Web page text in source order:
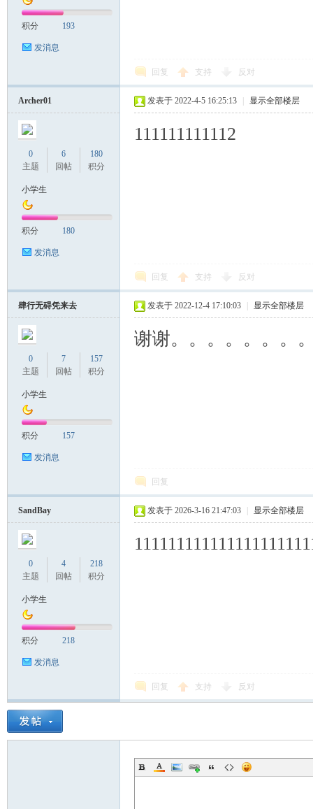
积分 193
发消息
回复 支持 反对
Archer01
0
主题
6
回帖
180
积分
小学生
积分 180
发消息
发表于 2022-4-5 16:25:13 显示全部楼层
111111111112
回复 支持 反对
肆行无碍凭来去
0
主题
7
回帖
157
积分
小学生
积分 157
发消息
发表于 2022-12-4 17:10:03 显示全部楼层
谢谢。。。。。。。
回复
SandBay
0
主题
4
回帖
218
积分
小学生
积分 218
发消息
发表于 2026-3-16 21:47:03 显示全部楼层
回复 支持 反对